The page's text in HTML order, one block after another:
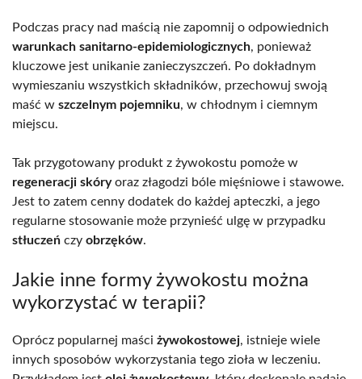
Podczas pracy nad maścią nie zapomnij o odpowiednich
warunkach sanitarno-epidemiologicznych, ponieważ
kluczowe jest unikanie zanieczyszczeń. Po dokładnym
wymieszaniu wszystkich składników, przechowuj swoją
maść w szczelnym pojemniku, w chłodnym i ciemnym
miejscu.
Tak przygotowany produkt z żywokostu pomoże w
regeneracji skóryoraz złagodzi bóle mięśniowe i stawowe.
Jest to zatem cenny dodatek do każdej apteczki, a jego
regularne stosowanie może przynieść ulgę w przypadku
stłuczeń czy obrzęków.
Jakie inne formy żywokostu można
wykorzystać w terapii?
Oprócz popularnej maści żywokostowej, istnieje wiele
innych sposobów wykorzystania tego zioła w leczeniu.